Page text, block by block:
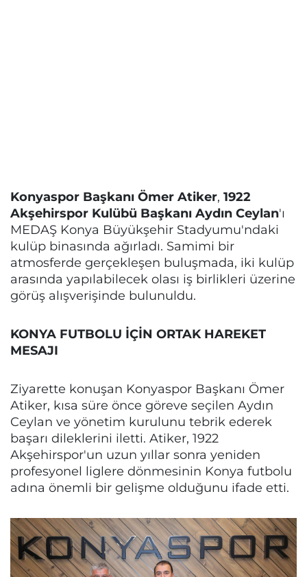
Konyaspor Başkanı Ömer Atiker, 1922
Akşehirspor Kulübü Başkanı Aydın Ceylan'ı
MEDAŞ Konya Büyükşehir Stadyumu'ndaki
kulüp binasında ağırladı. Samimi bir
atmosferde gerçekleşen buluşmada, iki kulüp
arasında yapılabilecek olası iş birlikleri üzerine
görüş alışverişinde bulunuldu.
KONYA FUTBOLU İÇİN ORTAK HAREKET
MESAJI
Ziyarette konuşan Konyaspor Başkanı Ömer
Atiker, kısa süre önce göreve seçilen Aydın
Ceylan ve yönetim kurulunu tebrik ederek
başarı dileklerini iletti. Atiker, 1922
Akşehirspor'un uzun yıllar sonra yeniden
profesyonel liglere dönmesinin Konya futbolu
adına önemli bir gelişme olduğunu ifade etti.